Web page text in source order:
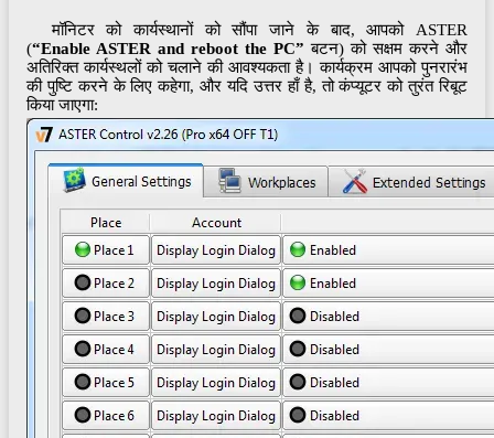
मॉनिटर को कार्यस्थानों को सौंपा जाने के बाद, आपको ASTER
(“Enable ASTER and reboot the PC” बटन) को सक्षम करने और
अतिरिक्त कार्यस्थलों को चलाने की आवश्यकता है। कार्यक्रम आपको पुनरारंभ
की पुष्टि करने के लिए कहेगा, और यदि उत्तर हाँ है, तो कंप्यूटर को तुरंत रिबूट
किया जाएगा: